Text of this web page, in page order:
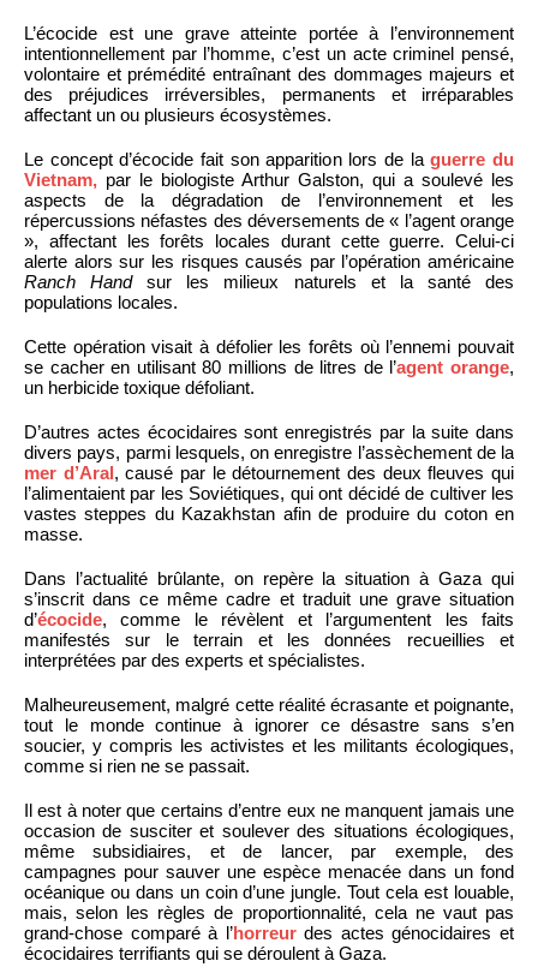
L’écocide est une grave atteinte portée à l’environnement
intentionnellement par l’homme, c’est un acte criminel pensé,
volontaire et prémédité entraînant des dommages majeurs et
des préjudices irréversibles, permanents et irréparables
affectant un ou plusieurs écosystèmes.
Le concept d’écocide fait son apparition lors de laguerre du
Vietnam, par le biologiste Arthur Galston, qui a soulevé les
aspects de la dégradation de l’environnement et les
répercussions néfastes des déversements de « l’agent orange
», affectant les forêts locales durant cette guerre. Celui-ci
alerte alors sur les risques causés par l’opération américaine
Ranch Handsur les milieux naturels et la santé des
populations locales.
Cette opération visait à défolier les forêts où l’ennemi pouvait
se cacher en utilisant 80 millions de litres de l’agent orange,
un herbicide toxique défoliant.
D’autres actes écocidaires sont enregistrés par la suite dans
divers pays, parmi lesquels, on enregistre l’assèchement de la
mer d’Aral, causé par le détournement des deux fleuves qui
l’alimentaient par les Soviétiques, qui ont décidé de cultiver les
vastes steppes du Kazakhstan afin de produire du coton en
masse.
Dans l’actualité brûlante, on repère la situation à Gaza qui
s’inscrit dans ce même cadre et traduit une grave situation
d’écocide, comme le révèlent et l’argumentent les faits
manifestés sur le terrain et les données recueillies et
interprétées par des experts et spécialistes.
Malheureusement, malgré cette réalité écrasante et poignante,
tout le monde continue à ignorer ce désastre sans s’en
soucier, y compris les activistes et les militants écologiques,
comme si rien ne se passait.
Il est à noter que certains d’entre eux ne manquent jamais une
occasion de susciter et soulever des situations écologiques,
même subsidiaires, et de lancer, par exemple, des
campagnes pour sauver une espèce menacée dans un fond
océanique ou dans un coin d’une jungle. Tout cela est louable,
mais, selon les règles de proportionnalité, cela ne vaut pas
grand-chose comparé à l’horreurdes actes génocidaires et
écocidaires terrifiants qui se déroulent à Gaza.